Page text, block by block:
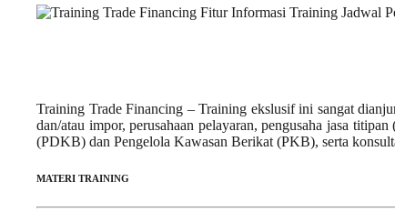
Training Trade Financing – Training ekslusif ini sangat
dan/atau impor, perusahaan pelayaran, pengusaha jasa
(PDKB) dan Pengelola Kawasan Berikat (PKB), serta
MATERI TRAINING